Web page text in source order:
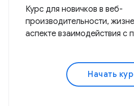
Курс для новичков в веб-
производительности,
аспекте взаимодействия с
Начать